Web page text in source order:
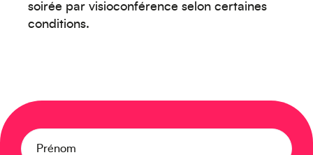
soirée par visioconférence selon certaines
conditions.
Prénom
Créez votre événement